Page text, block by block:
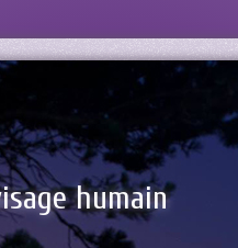
humain